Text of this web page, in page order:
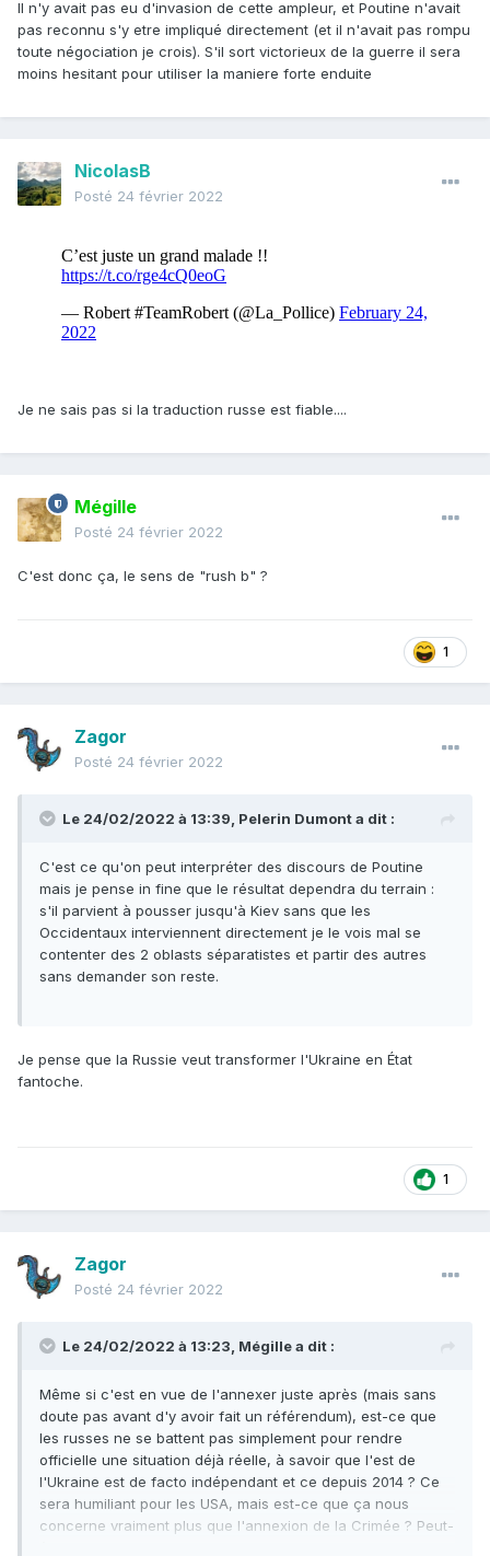
Il n'y avait pas eu d'invasion de cette ampleur, et Poutine n'avait
pas reconnu s'y etre impliqué directement (et il n'avait pas rompu
toute négociation je crois). S'il sort victorieux de la guerre il sera
moins hesitant pour utiliser la maniere forte enduite
NicolasB
Posté 24 février 2022
Je ne sais pas si la traduction russe est fiable....
Mégille
Posté 24 février 2022
C'est donc ça, le sens de "rush b" ?
1
Zagor
Posté 24 février 2022
Le 24/02/2022 à 13:39, Pelerin Dumonta dit :
C'est ce qu'on peut interpréter des discours de Poutine
mais je pense in fine que le résultat dependra du terrain :
s'il parvient à pousser jusqu'à Kiev sans que les
Occidentaux interviennent directement je le vois mal se
contenter des 2 oblasts séparatistes et partir des autres
sans demander son reste.
Je pense que la Russie veut transformer l'Ukraine en État
fantoche.
1
Zagor
Posté 24 février 2022
Le 24/02/2022 à 13:23, Mégillea dit :
Même si c'est en vue de l'annexer juste après (mais sans
doute pas avant d'y avoir fait un référendum), est-ce que
les russes ne se battent pas simplement pour rendre
officielle une situation déjà réelle, à savoir que l'est de
l'Ukraine est de facto indépendant et ce depuis 2014 ? Ce
sera humiliant pour les USA, mais est-ce que ça nous
concerne vraiment plus que l'annexion de la Crimée ? Peut-